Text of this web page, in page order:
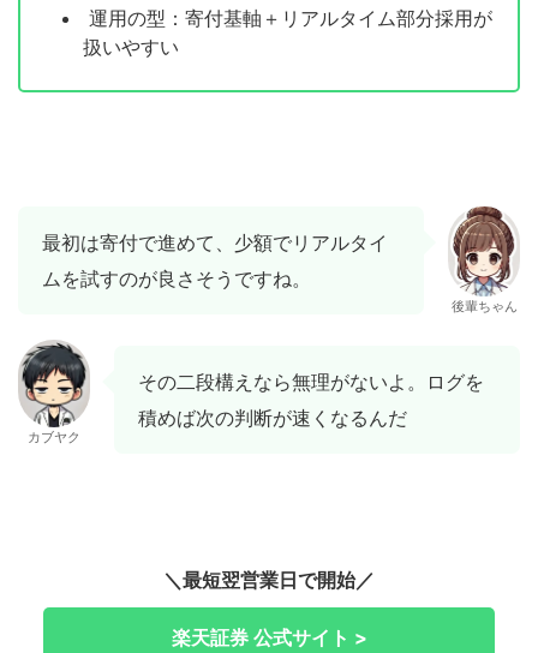
運用の型：寄付基軸＋リアルタイム部分採用が
扱いやすい
最初は寄付で進めて、少額でリアルタイ
ムを試すのが良さそうですね。
後輩ちゃん
カブヤク
その二段構えなら無理がないよ。ログを
積めば次の判断が速くなるんだ
＼最短翌営業日で開始／
楽天証券 公式サイト >